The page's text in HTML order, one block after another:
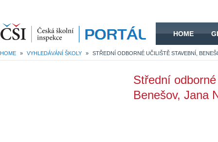
HOME
HOME » VYHLEDÁVÁNÍ ŠKOLY »
Střední
Benešov, Jana